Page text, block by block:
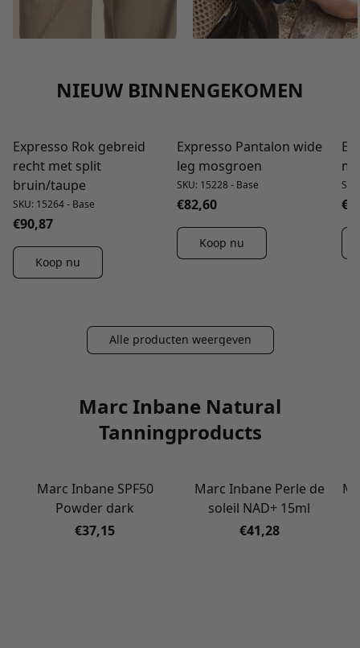
NIEUW BINNENGEKOMEN
NIEUW
Expresso Rok gebreid
recht met split
bruin/taupe
SKU: 15264 - Base
€90,87
Koop nu
NIEUW
Expresso Pantalon wide
leg mosgroen
SKU: 15228 - Base
€82,60
Koop nu
Alle producten weergeven
Marc Inbane Natural
Tanningproducts
Marc Inbane SPF50
Powder dark
€37,15
Marc Inbane Perle de
soleil NAD+ 15ml
€41,28